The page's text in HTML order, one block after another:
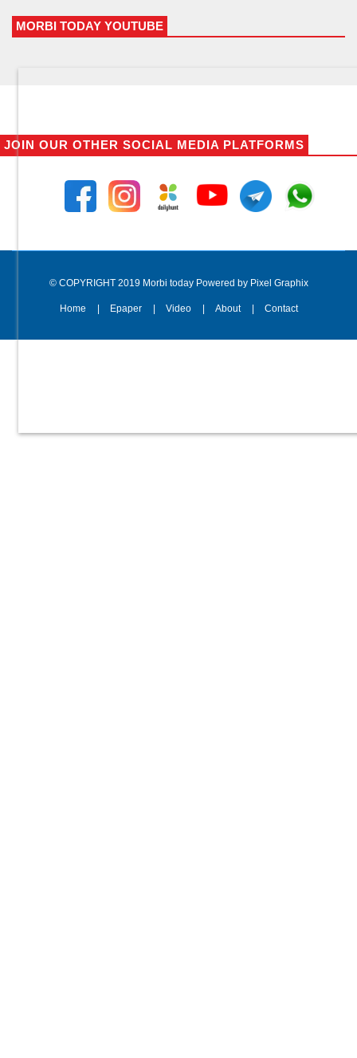
MORBI TODAY YOUTUBE
JOIN OUR OTHER SOCIAL MEDIA PLATFORMS
© COPYRIGHT 2019 Morbi today Powered by Pixel Graphix
Home Epaper Video About Contact